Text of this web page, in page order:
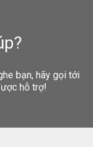
bạn, hãy gọi tới
hỗ trợ!